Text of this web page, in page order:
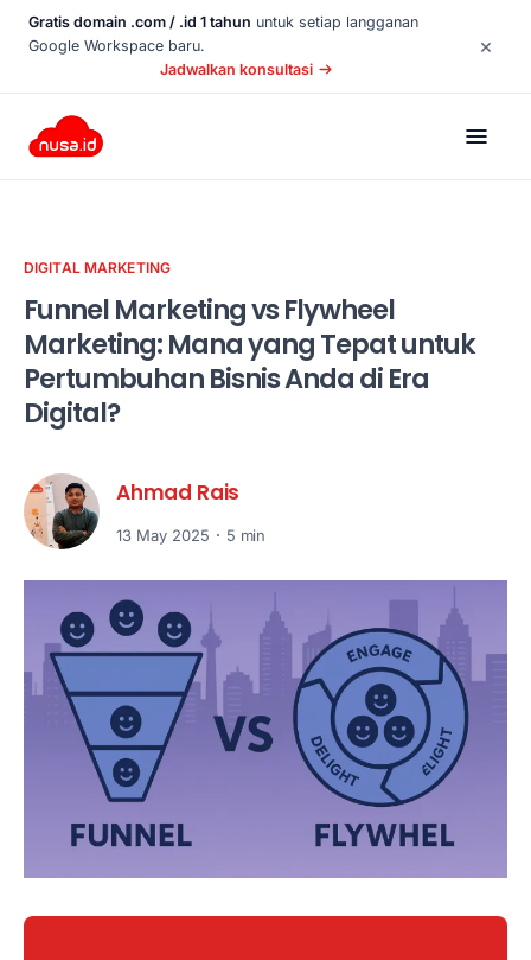
Gratis domain .com / .id 1 tahun untuk setiap langganan
Google Workspace baru.
Jadwalkan konsultasi
×
DIGITAL MARKETING
Funnel Marketing vs Flywheel
Marketing: Mana yang Tepat untuk
Pertumbuhan Bisnis Anda di Era
Digital?
Ahmad Rais
13 May 2025 5 min